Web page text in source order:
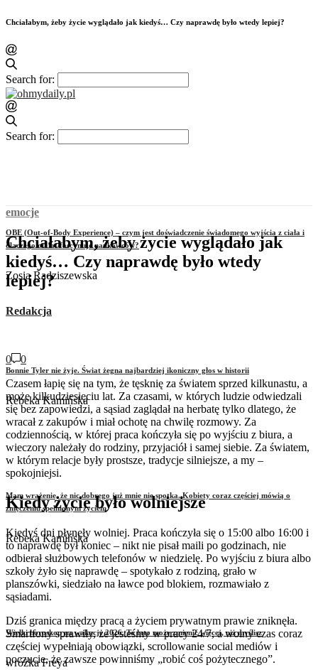
Chciałabym, żeby życie wyglądało jak kiedyś… Czy naprawdę było wtedy lepiej?
Search for:
Search for:
OBE (Out-of-Body Experience) – czym jest doświadczenie świadomego wyjścia z ciała i
dlaczego od lat fascynuje naukowców?
Zosia Radziszewska
Bonnie Tyler nie żyje. Świat żegna najbardziej ikoniczny głos w historii
Rebeka Kamińska
Mam wrażenie, że nic dobrego już mnie nie spotka. Kobiety coraz częściej mówią o
zmęczeniu spełnionym życiem
Rebeka Kamińska
Wielki horoskop na wakacje 2026. To lato może zmienić więcej, niż myślisz
wróżka Freya
emocje
Chciałabym, żeby życie wyglądało jak
kiedyś… Czy naprawdę było wtedy
lepiej?
Redakcja
0
0
Czasem łapię się na tym, że tęsknię za światem sprzed kilkunastu, a
może kilkudziesięciu lat. Za czasami, w których ludzie odwiedzali
się bez zapowiedzi, a sąsiad zaglądał na herbatę tylko dlatego, że
wracał z zakupów i miał ochotę na chwilę rozmowy. Za
codziennością, w której praca kończyła się po wyjściu z biura, a
wieczory należały do rodziny, przyjaciół i samej siebie. Za światem,
w którym relacje były prostsze, tradycje silniejsze, a my –
spokojniejsi.
Kiedy życie było wolniejsze
Kiedyś dni płynęły wolniej. Praca kończyła się o 15:00 albo 16:00 i
to naprawdę był koniec – nikt nie pisał maili po godzinach, nie
odbierał służbowych telefonów w niedzielę. Po wyjściu z biura albo
szkoły żyło się naprawdę – spotykało z rodziną, grało w
planszówki, siedziało na ławce pod blokiem, rozmawiało z
sąsiadami.
Dziś granica między pracą a życiem prywatnym prawie zniknęła.
Smartfony sprawiły, że jesteśmy w pracy 24/7, a wolny czas coraz
częściej wypełniają obowiązki, scrollowanie social mediów i
poczucie, że zawsze powinniśmy „robić coś pożytecznego”.